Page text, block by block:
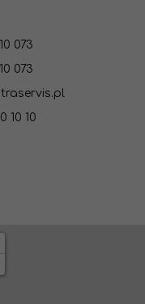
073
073
10 10